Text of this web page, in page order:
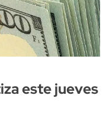
este jueves